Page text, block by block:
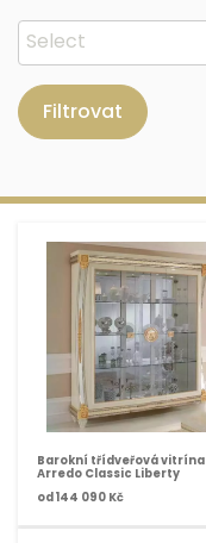
Filtrovat
Barokní třídveřová vitrína
Arredo Classic Liberty
od144 090 Kč